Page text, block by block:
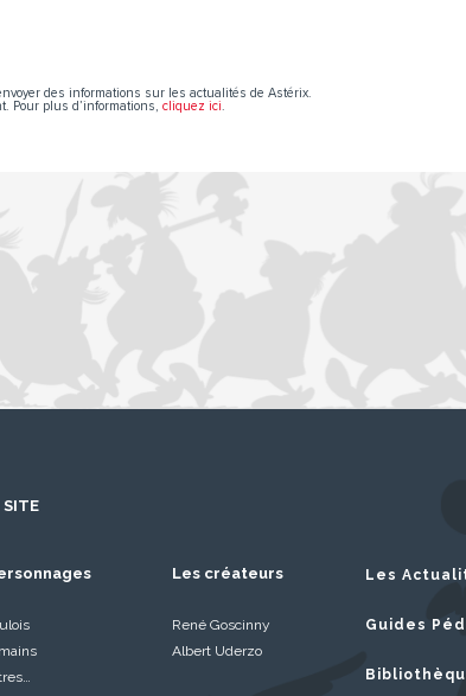
des informations sur les actualités de Astérix.
Pour plus d’informations, cliquez ici
SITE
Les créateurs
René Goscinny
Albert Uderzo
Les
Guides